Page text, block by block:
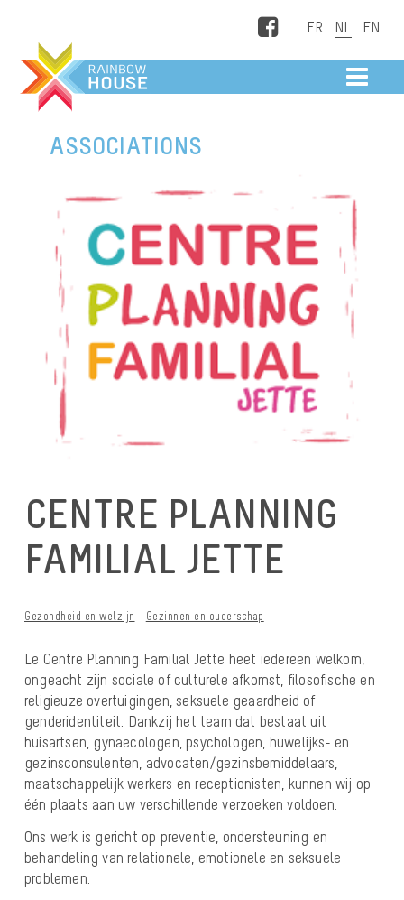
Facebook
ASSOCIATIONS
CENTRE PLANNING
FAMILIAL JETTE
Gezondheid en welzijn Gezinnen en ouderschap
Le Centre Planning Familial Jette heet iedereen welkom,
ongeacht zijn sociale of culturele afkomst, filosofische en
religieuze overtuigingen, seksuele geaardheid of
genderidentiteit. Dankzij het team dat bestaat uit
huisartsen, gynaecologen, psychologen, huwelijks- en
gezinsconsulenten, advocaten/gezinsbemiddelaars,
maatschappelijk werkers en receptionisten, kunnen wij op
één plaats aan uw verschillende verzoeken voldoen.
Ons werk is gericht op preventie, ondersteuning en
behandeling van relationele, emotionele en seksuele
problemen.